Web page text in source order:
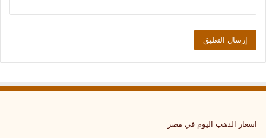
اسعار الذهب اليوم في مصر